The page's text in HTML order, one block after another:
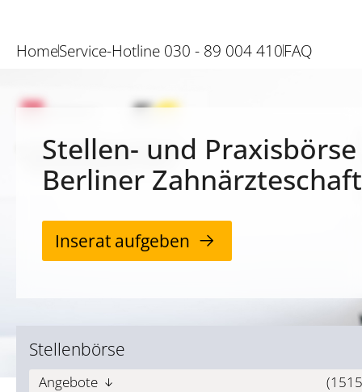
HomeService-Hotline 030 - 89 004 410FAQ
Stellen- und
Berliner Zahnärzteschaft
Inserat aufgeben
Stellenbörse
Angebote